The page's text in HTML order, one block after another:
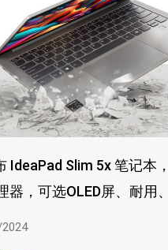
IdeaPad Slim 5x 笔记本
器，可选OLED屏、耐用